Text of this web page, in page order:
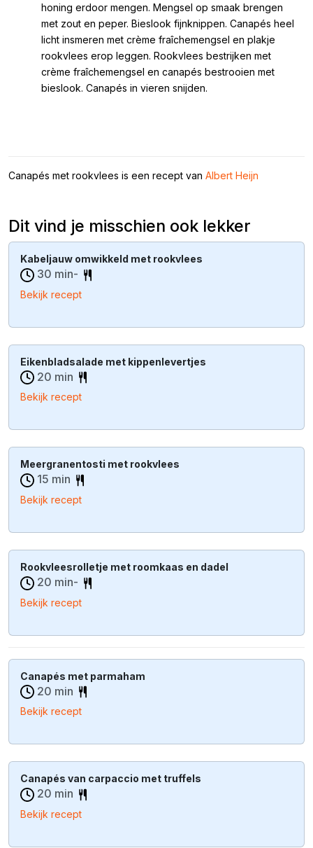
honing erdoor mengen. Mengsel op smaak brengen
met zout en peper. Bieslook fijnknippen. Canapés heel
licht insmeren met crème fraîchemengsel en plakje
rookvlees erop leggen. Rookvlees bestrijken met
crème fraîchemengsel en canapés bestrooien met
bieslook. Canapés in vieren snijden.
Canapés met rookvlees is een recept van Albert Heijn
Dit vind je misschien ook lekker
Kabeljauw omwikkeld met rookvlees
30 min-
Bekijk recept
Eikenbladsalade met kippenlevertjes
20 min
Bekijk recept
Meergranentosti met rookvlees
15 min
Bekijk recept
Rookvleesrolletje met roomkaas en dadel
20 min-
Bekijk recept
Canapés met parmaham
20 min
Bekijk recept
Canapés van carpaccio met truffels
20 min
Bekijk recept